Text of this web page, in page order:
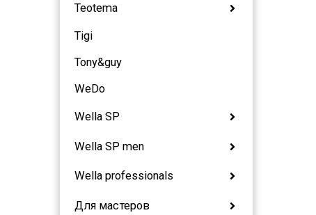
Teotema
Tigi
Tony&guy
WeDo
Wella SP
Wella SP men
Wella professionals
Для мастеров